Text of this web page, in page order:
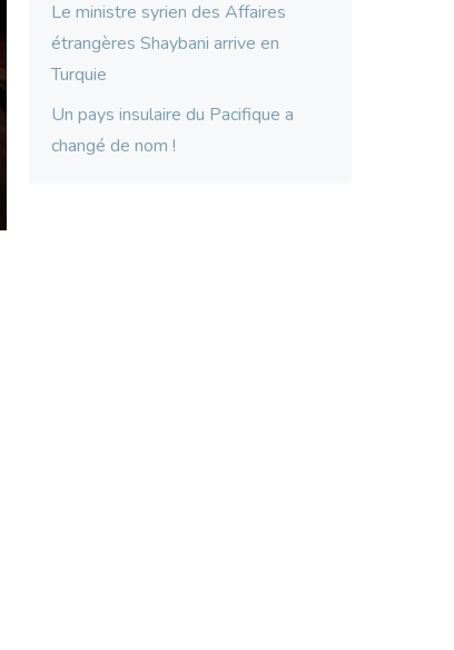
Le ministre syrien des Affaires
étrangères Shaybani arrive en
Turquie
Un pays insulaire du Pacifique a
changé de nom !